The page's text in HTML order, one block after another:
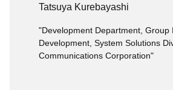
Tatsuya Kurebayashi
"Development Department, Group
Development, System Solutions
Communications Corporation"